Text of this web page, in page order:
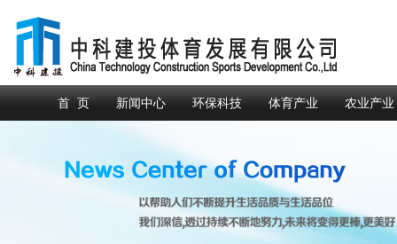
首 页 新闻中心 环保科技 体育产业 农业产业